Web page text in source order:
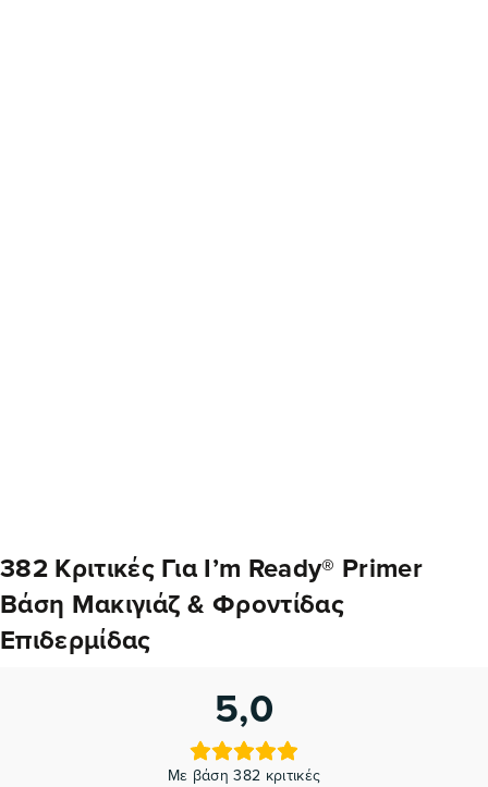
382 Κριτικές ΓιαI’m Ready® Primer
Βάση Μακιγιάζ & Φροντίδας
Επιδερμίδας
5,0
Με βάση 382 κριτικές